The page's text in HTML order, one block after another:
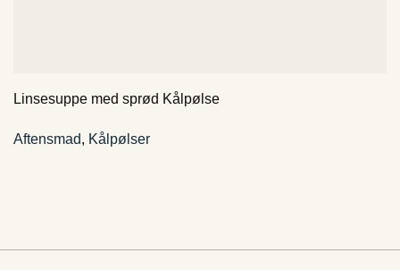
Linsesuppe med sprød Kålpølse
Aftensmad, Kålpølser